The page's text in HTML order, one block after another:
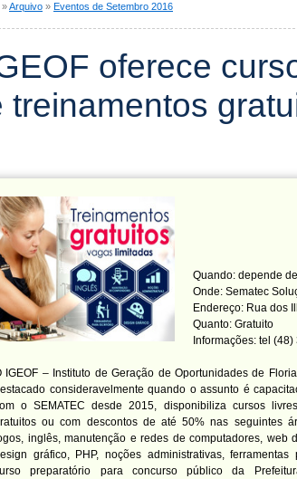
»Arquivo » Eventos de Setembro 2016
oferece
treinamentos
Quando: depende
Onde: Sematec
Endereço: Rua dos
Quanto: Gratuito
Informações: tel
IGEOF – Instituto de Geração de Oportunidades de
consideravelmente quando o assunto é
o SEMATEC desde 2015, disponibiliza cursos
ou com descontos de até 50% nas seguintes
inglês, manutenção e redes de computadores, web
gráfico, PHP, noções administrativas, ferramentas
preparatório para concurso público da